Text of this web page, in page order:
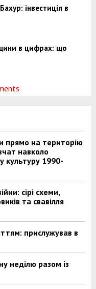
інвестиція в
в цифрах: що
прямо на територію
навколо
культуру 1990-
сірі схеми,
та свавілля
прислужував в
неділю разом із